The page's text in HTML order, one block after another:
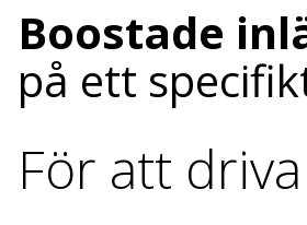
Boostade
på ett
För att